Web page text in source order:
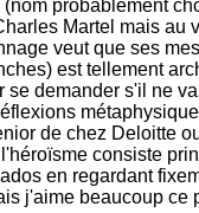
probablement
Martel mais au
veut que ses
est tellement
se demander s'il ne
de chez Deloitte
consiste
en regardant
j'aime beaucoup ce